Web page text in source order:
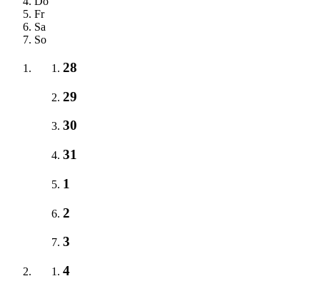
Fr
Sa
So
28
29
30
31
1
2
3
4